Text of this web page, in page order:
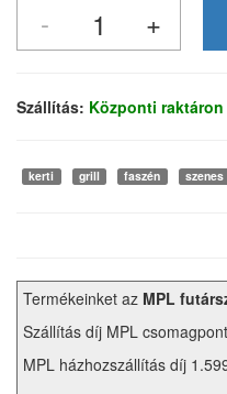
Szállítás: Központi
kerti grill faszén szenes
Termékeinket az MPL
Szállítás díj MPL
MPL házhozszállítás díj